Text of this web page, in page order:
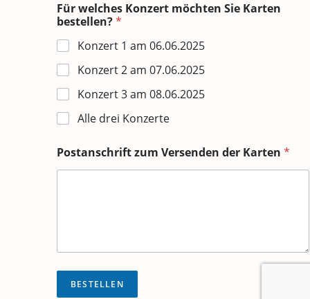
a
m
e
P
o
s
t
a
n
s
h
r
r
e
Für welches Konzert möchten Sie Karten
bestellen?*
Konzert 1 am 06.06.2025
Konzert 2 am 07.06.2025
Konzert 3 am 08.06.2025
Alle drei Konzerte
Postanschrift zum Versenden der Karten *
BESTELLEN